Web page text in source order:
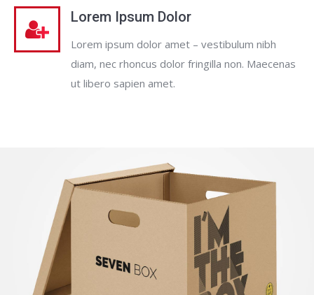
Lorem Ipsum Dolor
Lorem ipsum dolor amet – vestibulum nibh
diam, nec rhoncus dolor fringilla non. Maecenas
ut libero sapien amet.